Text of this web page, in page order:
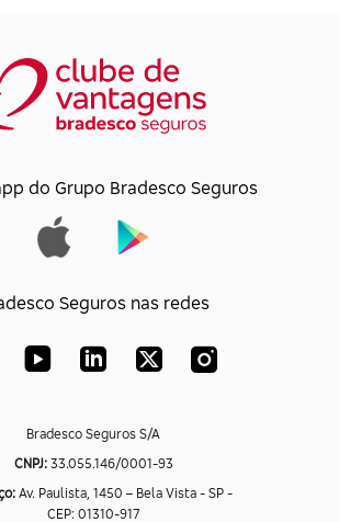
do Grupo Bradesco Seguros
Seguros nas redes
Bradesco Seguros S/A
CNPJ:33.055.146/0001-93
Av. Paulista, 1450 – Bela Vista - SP -
CEP: 01310-917